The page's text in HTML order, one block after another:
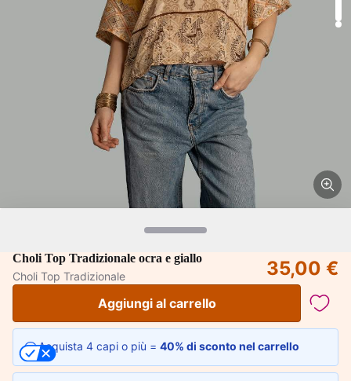
Choli Top Tradizionale ocra e giallo
Choli Top Tradizionale
35,00 €
Aggiungi al carrello
Acquista 4 capi o più = 40% di sconto nel carrello